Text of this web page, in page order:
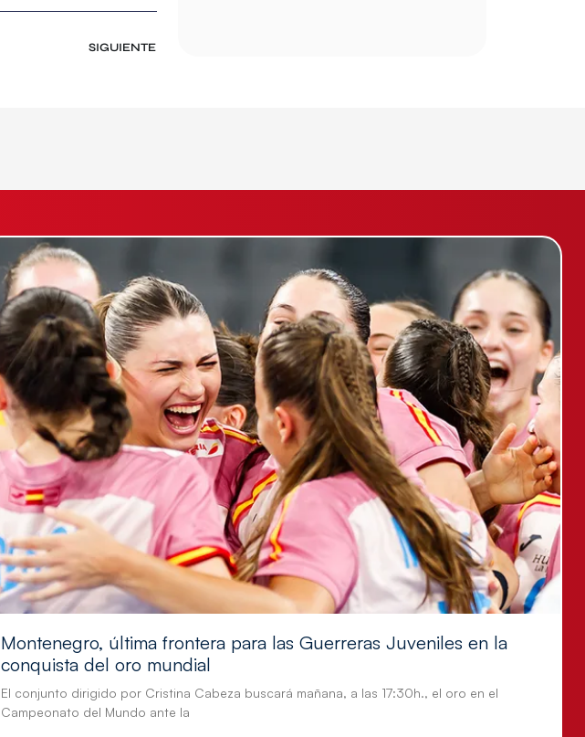
SIGUIENTE
Montenegro, última frontera para las Guerreras Juveniles en la
conquista del oro mundial
El conjunto dirigido por Cristina Cabeza buscará mañana, a las 17:30h., el oro en el
Campeonato del Mundo ante la